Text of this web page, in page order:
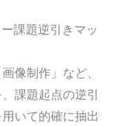
課題逆引きマッ
像制作」など、
課題起点の逆引
いて的確に抽出